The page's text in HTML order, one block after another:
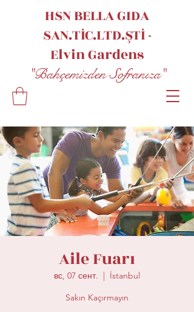
HSN BELLA GIDA
SAN.TİC.LTD.ŞTİ -
ElvinGardens
"Bahçemizden Sofranıza"
Aile Fuarı
вс, 07 сент.
  |
İstanbul
Sakın Kaçırmayın